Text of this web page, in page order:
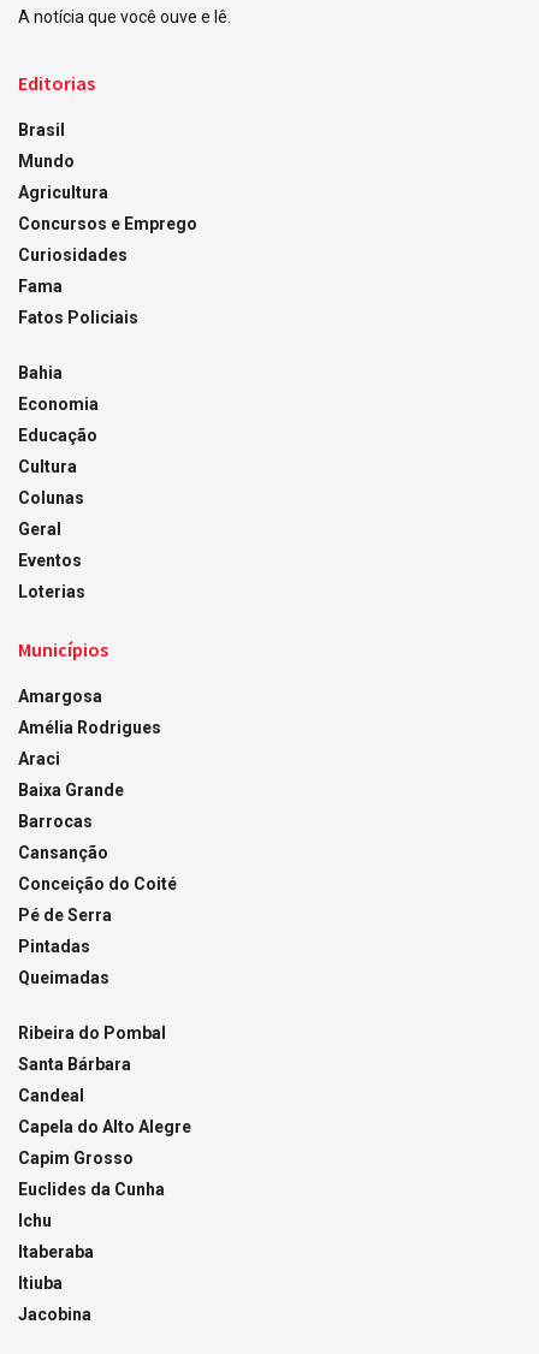
A notícia que você ouve e lê.
Editorias
Brasil
Mundo
Agricultura
Concursos e Emprego
Curiosidades
Fama
Fatos Policiais
Bahia
Economia
Educação
Cultura
Colunas
Geral
Eventos
Loterias
Municípios
Amargosa
Amélia Rodrigues
Araci
Baixa Grande
Barrocas
Cansanção
Conceição do Coité
Pé de Serra
Pintadas
Queimadas
Ribeira do Pombal
Santa Bárbara
Candeal
Capela do Alto Alegre
Capim Grosso
Euclides da Cunha
Ichu
Itaberaba
Itiuba
Jacobina